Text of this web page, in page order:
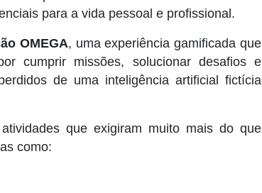
para a vida pessoal e profissional.
OMEGA, uma experiência gamificada que
cumprir missões, solucionar desafios e
de uma inteligência artificial fictícia
que exigiram muito mais do que
como: